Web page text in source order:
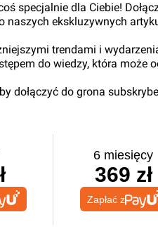
specjalnie dla Ciebie!
naszych ekskluzywnych
trendami i
do wiedzy, która może
dołączyć do grona
6 miesięcy
369 zł
Zapłać z